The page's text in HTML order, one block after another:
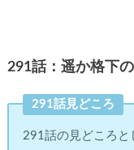
291話：遥か格下
291話見どころ
291話の見どころと